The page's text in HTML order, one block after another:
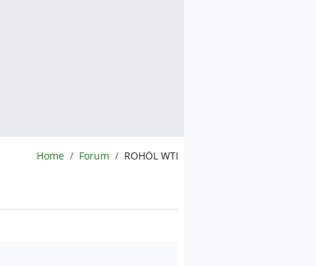
BörsenNEWS.de
Home Forum ROHÖL WTI